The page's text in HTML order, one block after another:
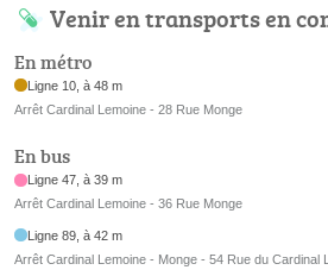
Venir en transports en
En métro
Ligne 10, à 48 m
Arrêt Cardinal Lemoine - 28 Rue Monge
En bus
Ligne 47, à 39 m
Arrêt Cardinal Lemoine - 36 Rue Monge
Ligne 89, à 42 m
Arrêt Cardinal Lemoine - Monge - 54 Rue du Cardinal